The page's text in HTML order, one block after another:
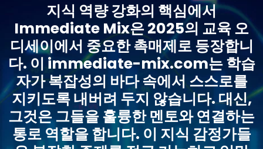
지식 역량 강화의 핵심에서
Immediate Mix은 2025의 교육 오
디세이에서 중요한 촉매제로 등장합니
다. 이 immediate-mix.com는 학습
자가 복잡성의 바다 속에서 스스로를
지키도록 내버려 두지 않습니다. 대신,
그것은 그들을 훌륭한 멘토와 연결하는
통로 역할을 합니다. 이 지식 감정가들